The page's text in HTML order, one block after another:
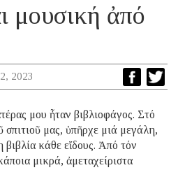
μουσική ἀπό
2023
μου ἦταν βιβλιοφάγος. Στό
σπιτιοῦ μας, ὑπῆρχε μιά μεγάλη,
κάθε εἴδους. Ἀπό τόν
μικρά, ἀμεταχείριστα